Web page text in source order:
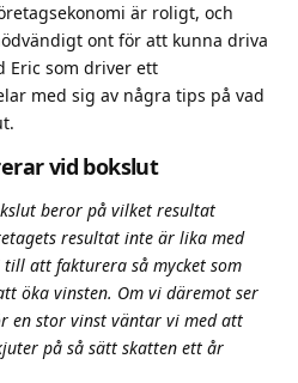
är roligt, och
ont för att kunna driva
Eric som driver ett
med sig av några tips på vad
vid bokslut
beror på vilket resultat
resultat inte är lika med
att fakturera så mycket som
öka vinsten. Om vi däremot ser
en stor vinst väntar vi med att
på så sätt skatten ett år